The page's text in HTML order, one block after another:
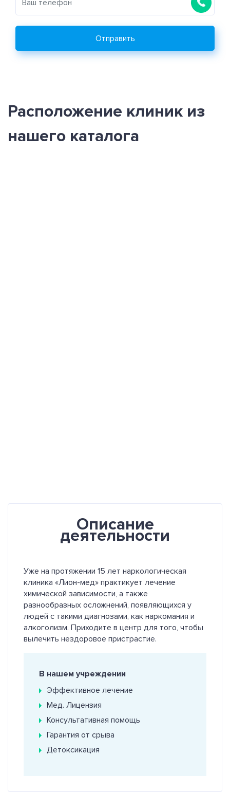
Отправить
Расположение клиник из
нашего каталога
Описание
деятельности
Уже на протяжении 15 лет наркологическая
клиника «Лион-мед» практикует лечение
химической зависимости, а также
разнообразных осложнений, появляющихся у
людей с такими диагнозами, как наркомания и
алкоголизм. Приходите в центр для того, чтобы
вылечить нездоровое пристрастие.
В нашем учреждении
Эффективное лечение
Мед. Лицензия
Консультативная помощь
Гарантия от срыва
Детоксикация